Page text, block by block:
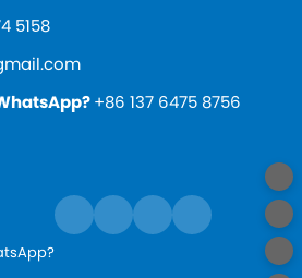
5158
+86 137 6475 8756